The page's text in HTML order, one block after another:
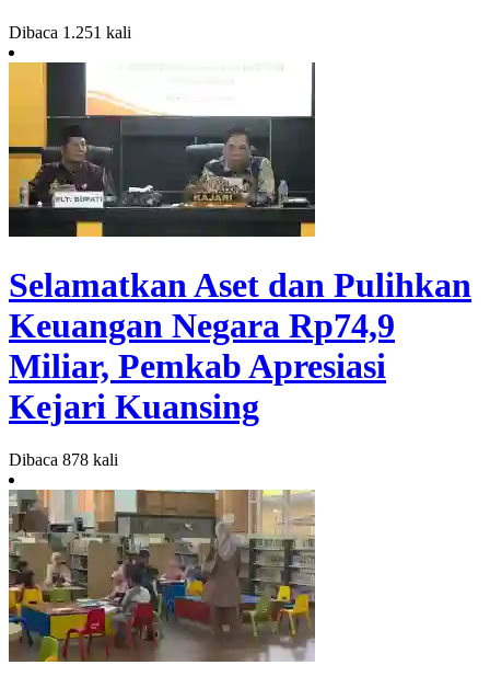
Dibaca 1.251 kali
Selamatkan Aset dan Pulihkan
Keuangan Negara Rp74,9
Miliar, Pemkab Apresiasi
Kejari Kuansing
Dibaca 878 kali